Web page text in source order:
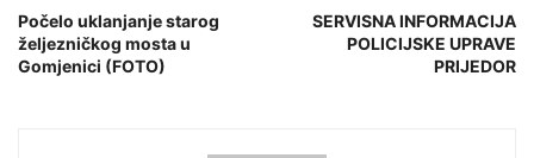
Počelo uklanjanje starog
željezničkog mosta u
Gomjenici (FOTO)
SERVISNA INFORMACIJA
POLICIJSKE UPRAVE
PRIJEDOR